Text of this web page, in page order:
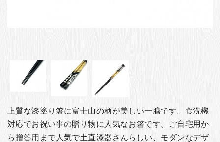
上質な漆塗り箸に富士山の柄が美しい一膳です。食洗機
対応でお祝い事の贈り物に人気なお箸です。
ご自宅用か
ら贈答用まで人気で土直漆器さんらしい、モダンなデザ